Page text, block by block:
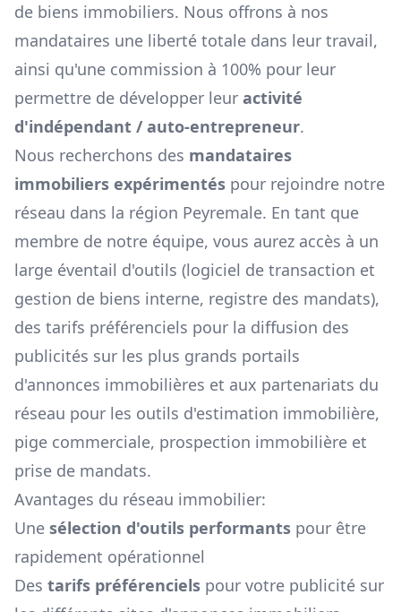
de biens immobiliers. Nous offrons à nos
mandataires une liberté totale dans leur travail,
ainsi qu'une commission à 100% pour leur
permettre de développer leur activité
d'indépendant / auto-entrepreneur.
Nous recherchons des mandataires
immobiliers expérimentés pour rejoindre notre
réseau dans la région Peyremale. En tant que
membre de notre équipe, vous aurez accès à un
large éventail d'outils (logiciel de transaction et
gestion de biens interne, registre des mandats),
des tarifs préférenciels pour la diffusion des
publicités sur les plus grands portails
d'annonces immobilières et aux partenariats du
réseau pour les outils d'estimation immobilière,
pige commerciale, prospection immobilière et
prise de mandats.
Avantages du réseau immobilier:
Une sélection d'outils performants pour être
rapidement opérationnel
Des tarifs préférenciels pour votre publicité sur